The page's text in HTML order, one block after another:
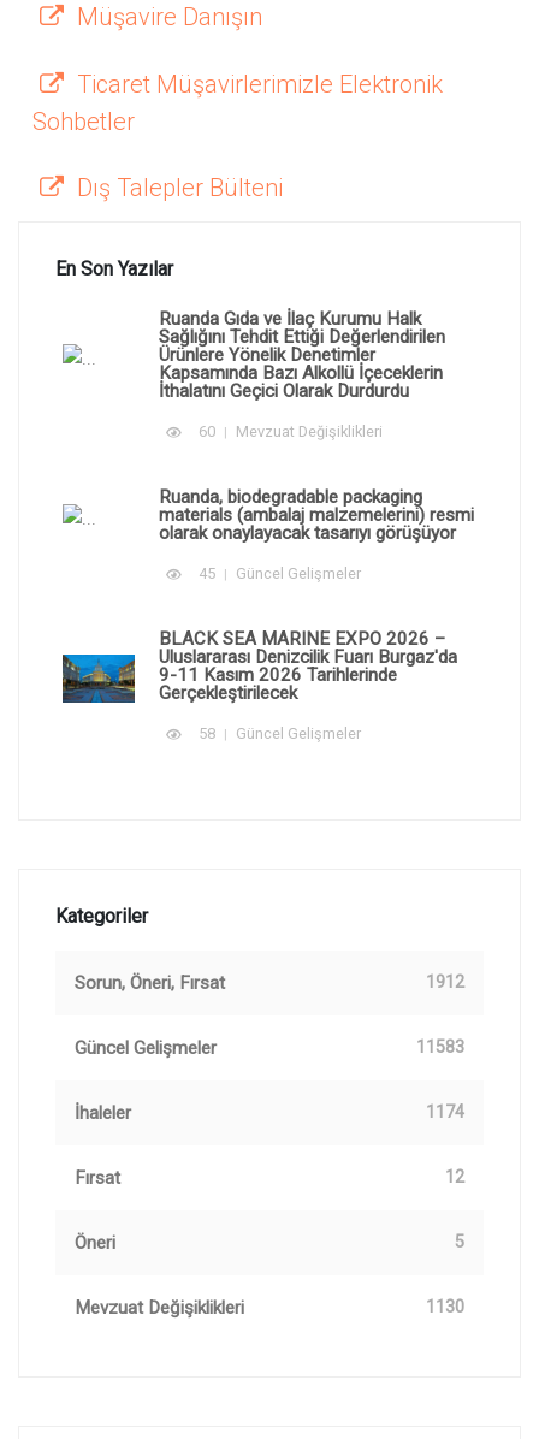
Müşavire Danışın
Ticaret Müşavirlerimizle Elektronik
Sohbetler
Dış Talepler Bülteni
En Son Yazılar
Ruanda Gıda ve İlaç Kurumu Halk
Sağlığını Tehdit Ettiği Değerlendirilen
Ürünlere Yönelik Denetimler
Kapsamında Bazı Alkollü İçeceklerin
İthalatını Geçici Olarak Durdurdu
60 Mevzuat Değişiklikleri
Ruanda, biodegradable packaging
materials (ambalaj malzemelerini) resmi
olarak onaylayacak tasarıyı görüşüyor
45 Güncel Gelişmeler
BLACK SEA MARINE EXPO 2026 –
Uluslararası Denizcilik Fuarı Burgaz'da
9-11 Kasım 2026 Tarihlerinde
Gerçekleştirilecek
58 Güncel Gelişmeler
Kategoriler
Sorun, Öneri, Fırsat 1912
Güncel Gelişmeler 11583
İhaleler 1174
Fırsat 12
Öneri 5
Mevzuat Değişiklikleri 1130